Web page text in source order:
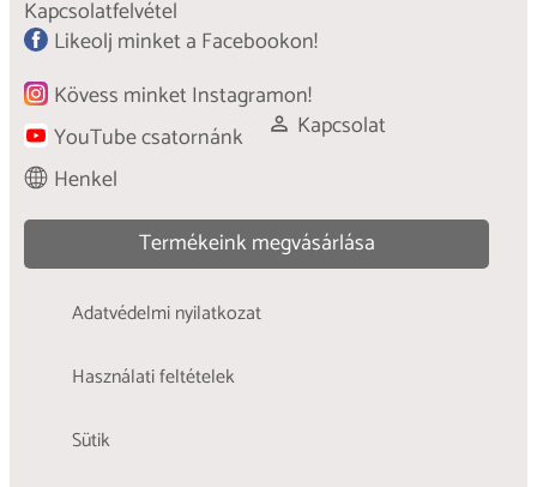
Kapcsolatfelvétel
Likeolj minket a Facebookon!
Kövess minket Instagramon!
YouTube csatornánk
Kapcsolat
Henkel
Termékeink megvásárlása
Adatvédelmi nyilatkozat
Használati feltételek
Sütik